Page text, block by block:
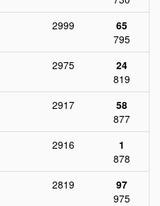
2999
65
795
2975
24
819
2917
58
877
2916
1
878
2819
97
975